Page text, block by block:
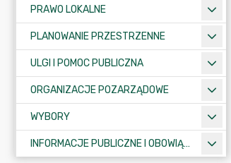
PRAWO LOKALNE
PLANOWANIE PRZESTRZENNE
ULGI I POMOC PUBLICZNA
ORGANIZACJE POZARZĄDOWE
WYBORY
INFORMACJE PUBLICZNE I OBOWIĄZKOWE